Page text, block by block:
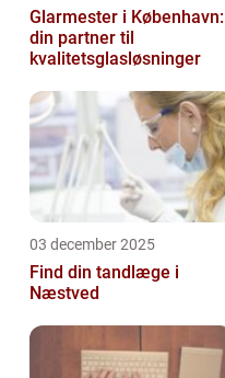
Glarmester i København:
din partner til
kvalitetsglasløsninger
03 december 2025
Find din tandlæge i
Næstved